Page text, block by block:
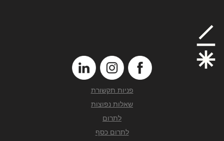
פניות תקשורת
שאלות נפוצות
לתרום
לתרום כסף